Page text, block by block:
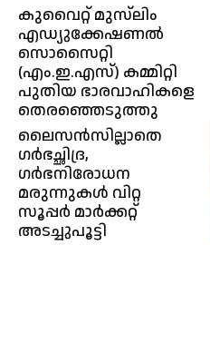
കുവൈറ്റ്‌ മുസ്‌ലിം
എഡ്യുക്കേഷണൽ
സൊസൈറ്റി
(എം.ഇ.എസ്) കമ്മിറ്റി
പുതിയ ഭാരവാഹികളെ
തെരഞ്ഞെടുത്തു
ലൈസൻസില്ലാതെ
ഗർഭച്ഛിദ്ര,
ഗർഭനിരോധന
മരുന്നുകൾ വിറ്റ
സൂപ്പർ മാർക്കറ്റ്
അടച്ചുപൂട്ടി